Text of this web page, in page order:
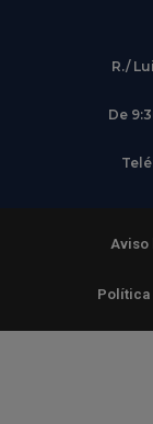
R./
De
Aviso
Política